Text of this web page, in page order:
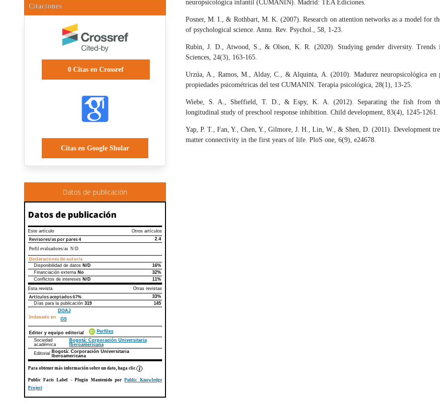
Citaciones
0Citas en Crossref
Citas en Google Sholar
Datos de publicación
Datos de publicación
Este artículo Otros artículos
Revisores/as por pares4
2.4
Perfil evaluadores/as N/D
Declaraciones de autoría
Declaraciones de autoríaEste artículo
Disponibilidad de datos N/D
16%
Financiación externa No
32%
Conflictos de intereses N/D
11%
Esta revista
Otras revistas
Artículos aceptados67%
33%
Días para la publicación 319 145
Indexado en
DOAJ
GS
Editor y equipo editorial
Perfiles
Sociedad
académica
Bogotá: Corporación Universitaria
Iberoamericana
Editorial
Bogotá: Corporación Universitaria
Iberoamericana
Para obtener más información sobre un dato, haga clic
Public Facts Label - Plugin Mantenido porPublic Knowledge
Project
neuropsicológica infantil (CUMANIN). Madrid: TEA Ediciones.
Posner, M. I., & Rothbart, M. K. (2007). Research on attention networks as a model for
of psychological science. Annu. Rev. Psychol., 58, 1-23.
Rubin, J. D., Atwood, S., & Olson, K. R. (2020). Studying gender diversity. Trends
Sciences, 24(3), 163-165.
Urzúa, A., Ramos, M., Alday, C., & Alquinta, A. (2010). Madurez neuropsicológica en
propiedades psicométricas del test CUMANIN. Terapia psicológica, 28(1), 13-25.
Wiebe, S. A., Sheffield, T. D., & Espy, K. A. (2012). Separating the fish from
longitudinal study of preschool response inhibition. Child development, 83(4), 1245-1261.
Yap, P. T., Fan, Y., Chen, Y., Gilmore, J. H., Lin, W., & Shen, D. (2011). Development
matter connectivity in the first years of life. PloS one, 6(9), e24678.